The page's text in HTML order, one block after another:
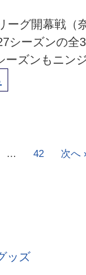
ーグ開幕戦（
シーズンの全
ーズンもニン
… 42 次へ
ッズ